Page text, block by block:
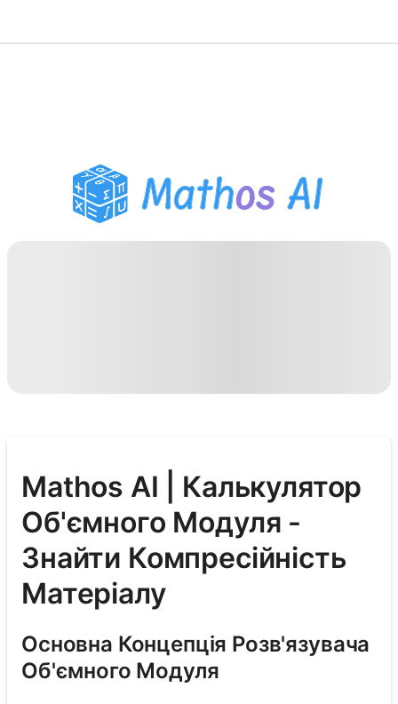
Помічник з домашнім
завданням PDF
Mathos AI | Калькулятор
Об'ємного Модуля -
Знайти Компресійність
Матеріалу
Основна Концепція Розв'язувача
Об'ємного Модуля